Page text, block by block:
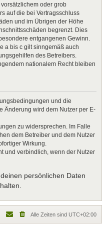
oder grob
auf die bei Vertragsschluss
und im Übrigen der Höhe
begrenzt. Dies
entgangenen Gewinn.
a bis c gilt sinngemäß auch
des Betreibers.
nationalem Recht bleiben
und die
Änderung wird dem Nutzer per E-
zu widersprechen. Im Falle
dem Betreiber und dem Nutzer
Wirkung.
und verbindlich, wenn der Nutzer
persönlichen Daten
Alle Zeiten sind UTC+02:00